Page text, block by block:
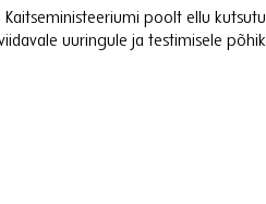
poolt ellu
uuringule ja testimisele